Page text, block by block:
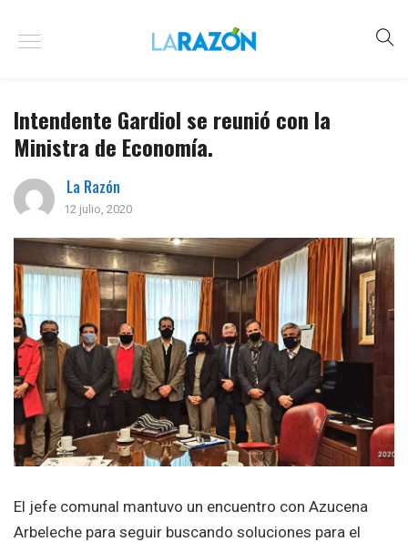
Intendente Gardiol se reunió con la
Ministra de Economía.
La Razón
12 julio, 2020
El jefe comunal mantuvo un encuentro con Azucena
Arbeleche para seguir buscando soluciones para el